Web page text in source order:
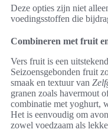
Deze opties zijn niet
voedingsstoffen die
Combineren met fruit
Vers fruit is een
Seizoensgebonden fruit
smaak en textuur van
granen zoals havermout
combinatie met yoghurt,
Het is eenvoudig om
zowel voedzaam als